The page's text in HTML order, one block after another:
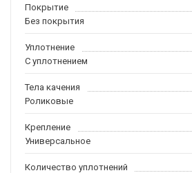
Покрытие
Без покрытия
Уплотнение
С уплотнением
Тела качения
Роликовые
Крепление
Универсальное
Количество уплотнений